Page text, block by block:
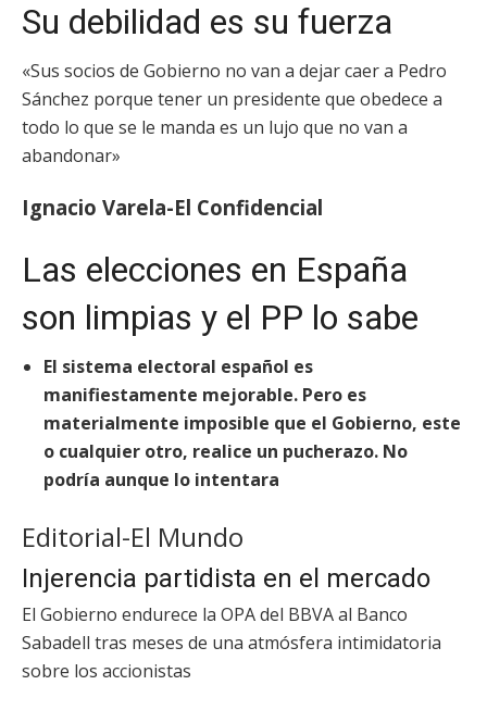
Su debilidad es su fuerza
«Sus socios de Gobierno no van a dejar caer a Pedro
Sánchez porque tener un presidente que obedece a
todo lo que se le manda es un lujo que no van a
abandonar»
Ignacio Varela-El Confidencial
Las elecciones en España
son limpias y el PP lo sabe
El sistema electoral español es
manifiestamente mejorable. Pero es
materialmente imposible que el Gobierno, este
o cualquier otro, realice un pucherazo. No
podría aunque lo intentara
Editorial-El Mundo
Injerencia partidista en el mercado
El Gobierno endurece la OPA del BBVA al Banco
Sabadell tras meses de una atmósfera intimidatoria
sobre los accionistas